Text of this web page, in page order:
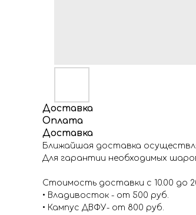
Доставка
Оплата
Доставка
Ближайшая доставка
Для гарантии необходимых
Стоимость доставки с 10.00 до
• Владивосток - от 500 руб.
• Кампус ДВФУ- от 800 руб.